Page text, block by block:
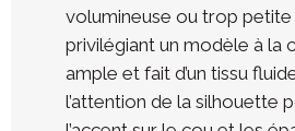
volumineuse ou trop petite
privilégiant un modèle à la
ample et fait d’un tissu
l’attention de la silhouette